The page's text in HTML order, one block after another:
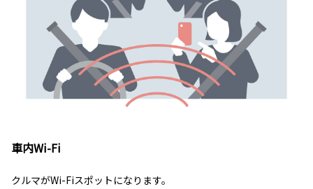
車内Wi-Fi
クルマがWi-Fiスポットになります。